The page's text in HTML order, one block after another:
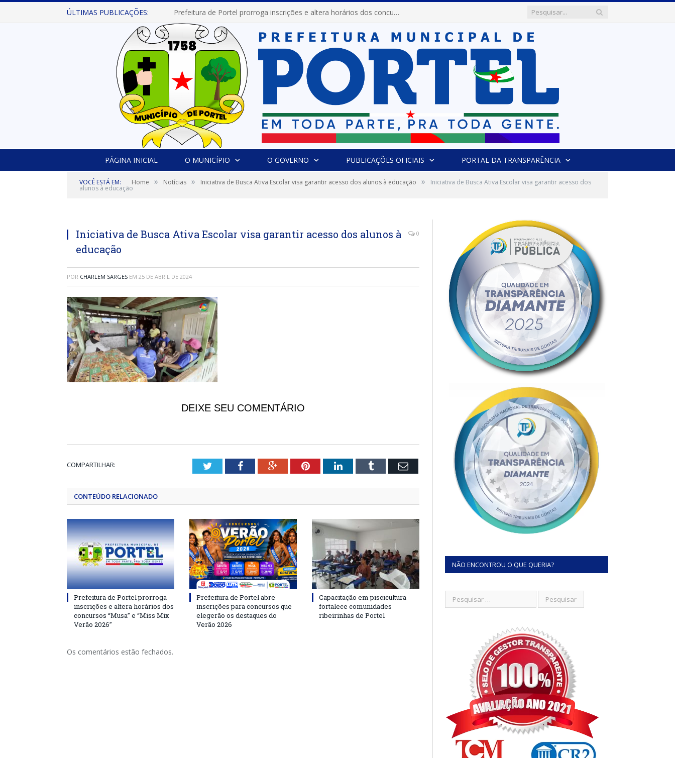
ÚLTIMAS PUBLICAÇÕES: Prefeitura de Portel prorroga inscrições e altera horários dos concursos “Musa” e “Miss Mix Verão 2026”
PÁGINA INICIAL O MUNICÍPIO O GOVERNO PUBLICAÇÕES OFICIAIS PORTAL DA TRANSPARÊNCIA
VOCÊ ESTÁ EM: Home » Notícias » Iniciativa de Busca Ativa Escolar visa garantir acesso dos alunos à educação » Iniciativa de Busca Ativa Escolar visa garantir acesso dos
alunos à educação
Iniciativa de Busca Ativa Escolar visa garantir acesso dos alunos à
educação
0
POR CHARLEM SARGES EM 25 DE ABRIL DE 2024
DEIXE SEU COMENTÁRIO
COMPARTILHAR: TwitterFacebookGoogle+PinterestLinkedInTumblr Email
CONTEÚDO RELACIONADO
Prefeitura de Portel prorroga
inscrições e altera horários dos
concursos “Musa” e “Miss Mix
Verão 2026”
Prefeitura de Portel abre
inscrições para concursos que
elegerão os destaques do
Verão 2026
Capacitação em piscicultura
fortalece comunidades
ribeirinhas de Portel
Os comentários estão fechados.
NÃO ENCONTROU O QUE QUERIA?